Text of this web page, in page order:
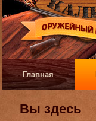
Главная
Вы здесь